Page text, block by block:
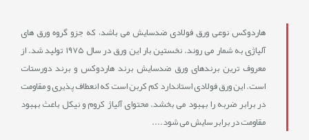
هاردوکس نوعی ورق فولادی ضدسایش می باشد، که جزو گروه ورق‌ های
آلیاژی به شمار می روند. نخستین بار این ورق در سال ۱۹۷۵ تولید شد. از
معروف ترین برندهای ورق ضدسایش برند هاردوکس و برند دورستات
است. این ورق فولادی استاندارد کم کربن است که انعطاف پذیری و مقاومت
در برابر ضربه را بهبود می بخشد. محتوای آلیاژ کروم و نیکل باعث بهبود
مقاومت در برابر سایش می شود....